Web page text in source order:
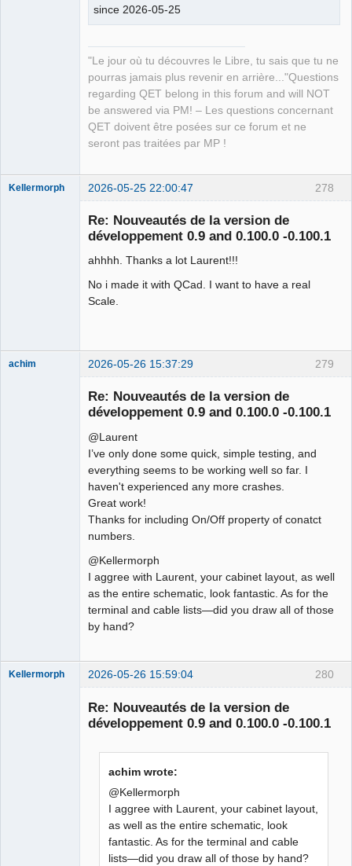
since 2026-05-25
"Le jour où tu découvres le Libre, tu sais que tu ne
pourras jamais plus revenir en arrière..."Questions
regarding QET belong in this forum and will NOT
be answered via PM! – Les questions concernant
QET doivent être posées sur ce forum et ne
seront pas traitées par MP !
278
Kellermorph 2026-05-25 22:00:47
Re: Nouveautés de la version de
développement 0.9 and 0.100.0 -0.100.1
ahhhh. Thanks a lot Laurent!!!
No i made it with QCad. I want to have a real
Scale.
279
achim 2026-05-26 15:37:29
Re: Nouveautés de la version de
développement 0.9 and 0.100.0 -0.100.1
@Laurent
I’ve only done some quick, simple testing, and
everything seems to be working well so far. I
haven't experienced any more crashes.
Great work!
Thanks for including On/Off property of conatct
numbers.
@Kellermorph
I aggree with Laurent, your cabinet layout, as well
as the entire schematic, look fantastic. As for the
terminal and cable lists—did you draw all of those
by hand?
280
Kellermorph 2026-05-26 15:59:04
Re: Nouveautés de la version de
développement 0.9 and 0.100.0 -0.100.1
achim wrote:
@Kellermorph
I aggree with Laurent, your cabinet layout,
as well as the entire schematic, look
fantastic. As for the terminal and cable
lists—did you draw all of those by hand?